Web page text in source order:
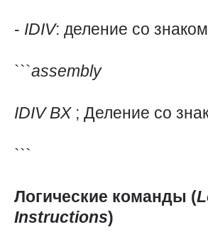
- IDIV: деление со
```assembly
IDIVBX ; Деление со
```
Логические команды (
Instructions)